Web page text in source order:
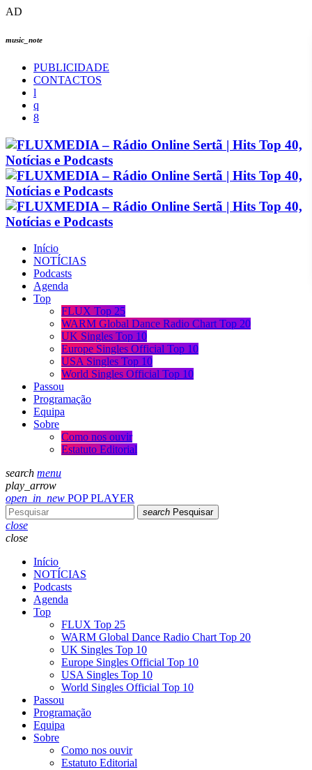
AD
music_note
PUBLICIDADE
CONTACTOS
Início
NOTÍCIAS
Podcasts
Agenda
Top
FLUX Top 25
WARM Global Dance Radio Chart Top 20
UK Singles Top 10
Europe Singles Official Top 10
USA Singles Top 10
World Singles Official Top 10
Passou
Programação
Equipa
Sobre
Como nos ouvir
Estatuto Editorial
search menu
play_arrow
open_in_new POP PLAYER
search Pesquisar
close
close
Início
NOTÍCIAS
Podcasts
Agenda
Top
FLUX Top 25
WARM Global Dance Radio Chart Top 20
UK Singles Top 10
Europe Singles Official Top 10
USA Singles Top 10
World Singles Official Top 10
Passou
Programação
Equipa
Sobre
Como nos ouvir
Estatuto Editorial